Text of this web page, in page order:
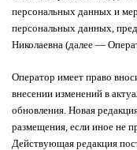
персональных данных и
персональных данных,
Николаевна (далее —
Оператор имеет право
внесении изменений в
обновления. Новая
размещения, если иное не
Действующая редакция